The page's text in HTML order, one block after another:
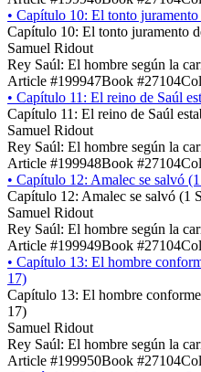
• Capítulo 10: El tonto juramento
Capítulo 10: El tonto juramento
Samuel Ridout
Rey Saúl: El hombre según la
Article #199947Book #27104
• Capítulo 11: El reino de Saúl
Capítulo 11: El reino de Saúl
Samuel Ridout
Rey Saúl: El hombre según la
Article #199948Book #27104
• Capítulo 12: Amalec se salvó
Capítulo 12: Amalec se salvó (1
Samuel Ridout
Rey Saúl: El hombre según la
Article #199949Book #27104
• Capítulo 13: El hombre
17)
Capítulo 13: El hombre
17)
Samuel Ridout
Rey Saúl: El hombre según la
Article #199950Book #27104